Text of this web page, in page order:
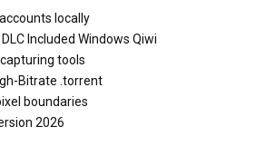
locally
Included Windows Qiwi
tools
Bitrate .torrent
boundaries
2026